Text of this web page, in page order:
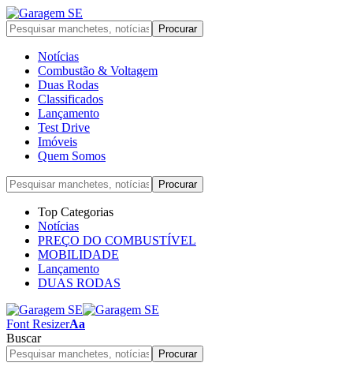
Notícias
Combustão & Voltagem
Duas Rodas
Classificados
Lançamento
Test Drive
Imóveis
Quem Somos
Top Categorias
Notícias
PREÇO DO COMBUSTÍVEL
MOBILIDADE
Lançamento
DUAS RODAS
Font ResizerAa
Buscar